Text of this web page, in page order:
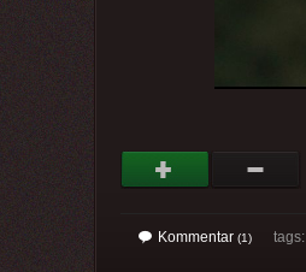
Kommentar (1)